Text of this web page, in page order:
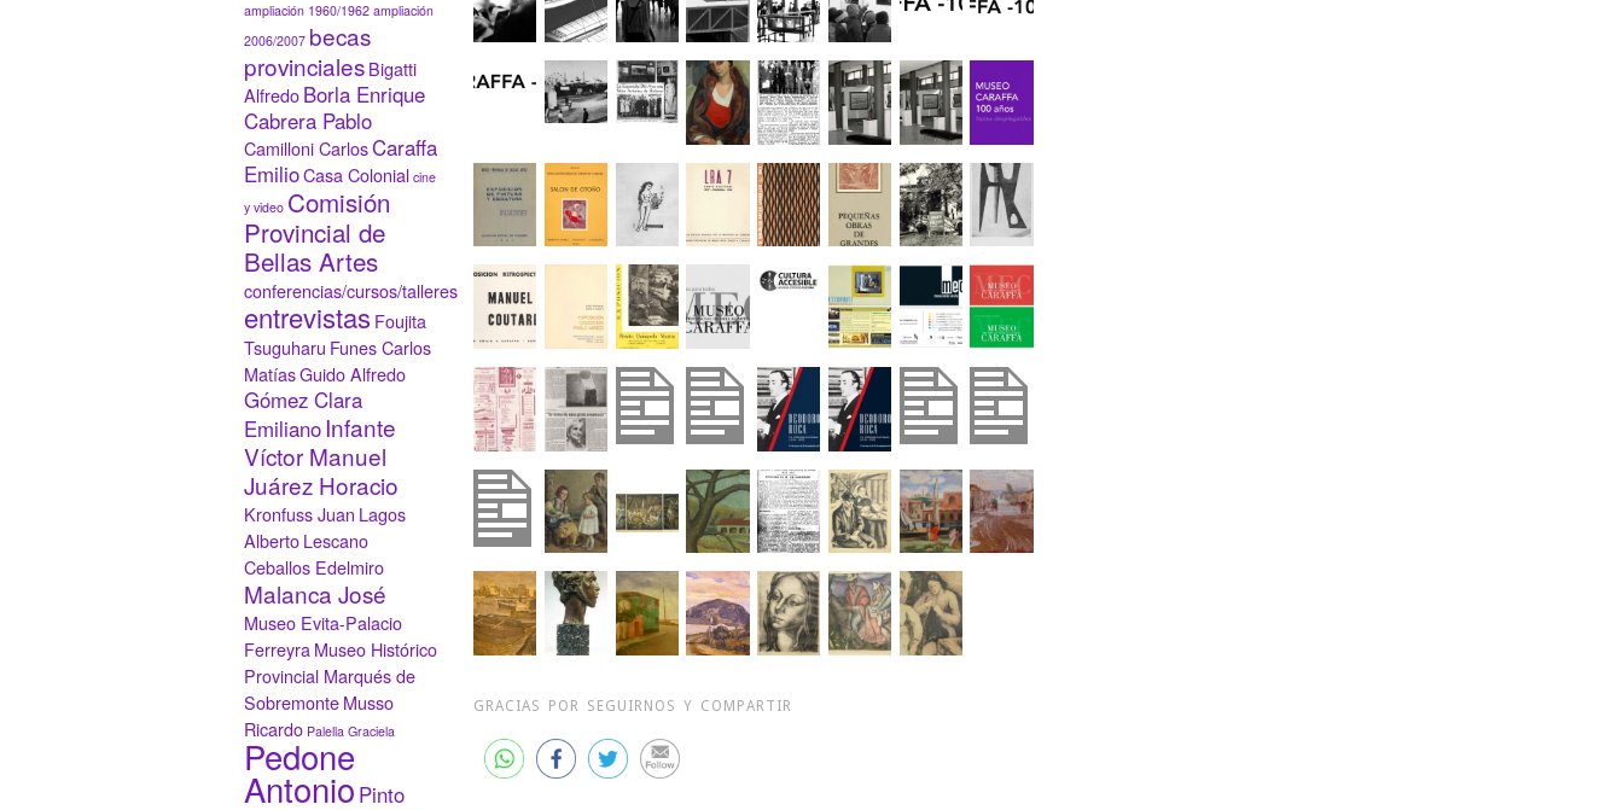
ampliación 1960/1962 ampliación
2006/2007 becas
provincialesBigatti
AlfredoBorla Enrique
Cabrera Pablo
Camilloni CarlosCaraffa
EmilioCasa Colonial cine
y video Comisión
Provincial de
Bellas Artes
conferencias/cursos/talleres
entrevistas Foujita
Tsuguharu Funes Carlos
MatíasGuido Alfredo
Gómez Clara
EmilianoInfante
Víctor Manuel
Juárez Horacio
Kronfuss Juan Lagos
AlbertoLescano
Ceballos Edelmiro
Malanca José
Museo Evita-Palacio
FerreyraMuseo Histórico
Provincial Marqués de
SobremonteMusso
Ricardo Palella Graciela
Pedone
Antonio Pinto
GRACIAS POR SEGUIRNOS Y COMPARTIR